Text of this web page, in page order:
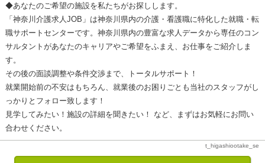
◆あなたのご希望の施設を私たちがお探しします。
「神奈川介護求人JOB」は神奈川県内の介護・看護職に特化した就職・転
職サポートセンターです。神奈川県内の豊富な求人データから専任のコン
サルタントがあなたのキャリアやご希望をふまえ、お仕事をご紹介しま
す。
その後の面談調整や条件交渉まで、トータルサポート！
就業開始前の不安はもちろん、就業後のお困りごとも当社のスタッフがし
っかりとフォロー致します！
見学してみたい！施設の詳細を聞きたい！ など、まずはお気軽にお問い
合わせください。
t_higashiootake_se